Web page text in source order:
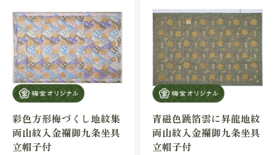
彩色方形梅づくし地紋集
両山紋入金襴御九条坐具
立帽子付
青磁色跳箔雲に昇龍地紋
両山紋入金襴御九条坐具
立帽子付